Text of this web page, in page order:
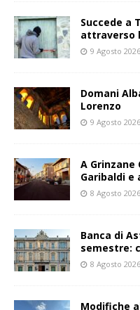
Succede a
attraverso
9 Agosto 2026
Domani
Lorenzo
9 Agosto 2026
A
Garibaldi e
8 Agosto 2026
Banca di
semestre:
8 Agosto 2026
Modifiche